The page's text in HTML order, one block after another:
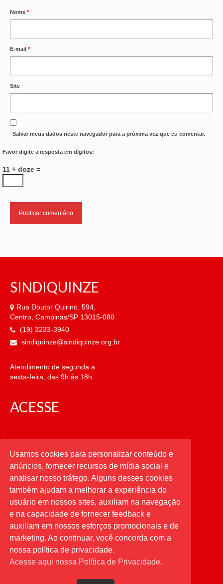
Nome *
E-mail *
Site
Salvar meus dados neste navegador para a próxima vez que eu comentar.
Favor digite a resposta em dígitos:
11 + doze =
SINDIQUINZE
Rua Doutor Quirino, 594,
Centro, Campinas/SP 13015-080
(19) 3233-3940
sindiquinze@sindiquinze.org.br
Atendimento de segunda a
sexta-feira, das 9h às 18h.
ACESSE
CATEGORIAS
CATEGORIAS
PESQUISAR
Buscar
por:
Usamos cookies para personalizar conteúdo e
anúncios, fornecer recursos de mídia social e
analisar nosso tráfego. Alguns desses cookies
também ajudam a melhorar a experiência do
usuário em nossos sites, auxiliam na navegação
e na capacidade de fornecer feedback e
auxiliam em nossos esforços promocionais e de
marketing. Ao continuar, você concorda com a
nossa política de privacidade.
Acesse aqui nossa Política de Privacidade.